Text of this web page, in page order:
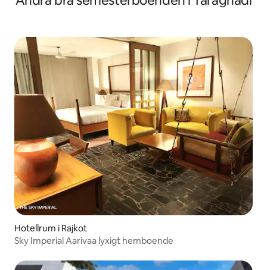
Hotellrum i Rajkot
Sky Imperial Aarivaa lyxigt hemboende